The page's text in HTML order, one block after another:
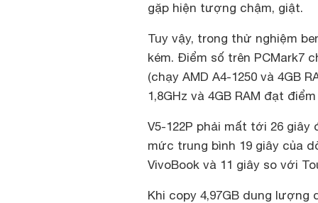
gặp hiện tượng chậm, giật.
Tuy vậy, trong thử nghiệm
kém. Điểm số trên PCMark7
(chạy AMD A4-1250 và 4GB
1,8GHz và 4GB RAM đạt
V5-122P phải mất tới 26
mức trung bình 19 giây của
VivoBook và 11 giây so với
Khi copy 4,97GB dung